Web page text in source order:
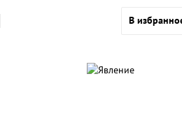
взрослеет, и между ними
Роуз чувствует, что ее предали, и
В